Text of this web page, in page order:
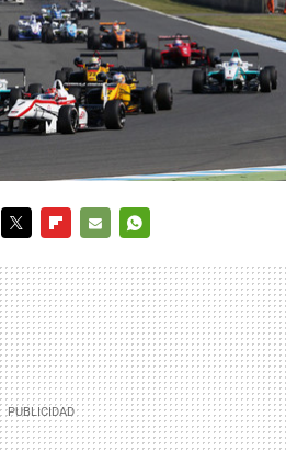
MAIL